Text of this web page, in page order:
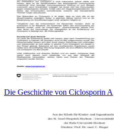
Die Geschichte von Ciclosporin A